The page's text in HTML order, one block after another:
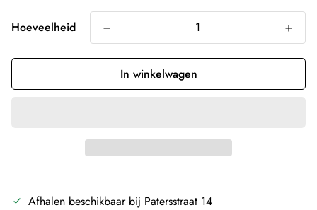
Hoeveelheid
In winkelwagen
Afhalen beschikbaar bij Patersstraat 14